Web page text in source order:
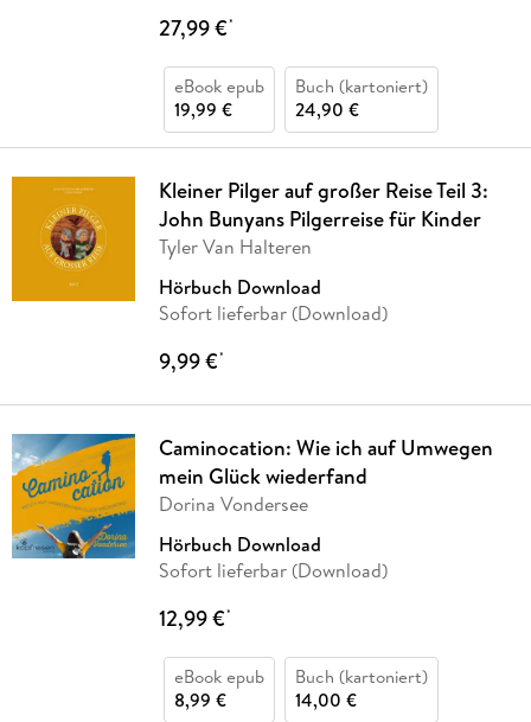
27,99 €*
eBook epub
19,99 €
Buch (kartoniert)
24,90 €
Kleiner Pilger auf großer Reise Teil 3:
John Bunyans Pilgerreise für Kinder
Tyler Van Halteren
Hörbuch Download
Sofort lieferbar (Download)
9,99 €*
Caminocation: Wie ich auf Umwegen
mein Glück wiederfand
Dorina Vondersee
Hörbuch Download
Sofort lieferbar (Download)
12,99 €*
eBook epub
8,99 €
Buch (kartoniert)
14,00 €